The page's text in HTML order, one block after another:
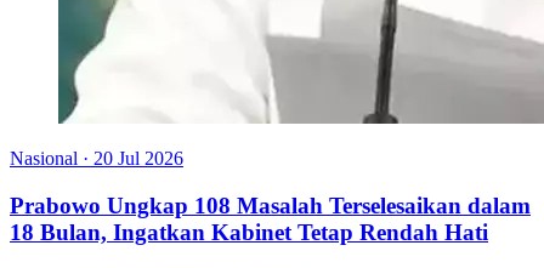
Nasional · 20 Jul 2026
Prabowo Ungkap 108 Masalah Terselesaikan dalam
18 Bulan, Ingatkan Kabinet Tetap Rendah Hati